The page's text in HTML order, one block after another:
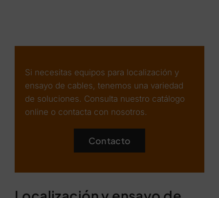
Si necesitas equipos para localización y
ensayo de cables, tenemos una variedad
de soluciones. Consulta nuestro catálogo
online o contacta con nosotros.
Contacto